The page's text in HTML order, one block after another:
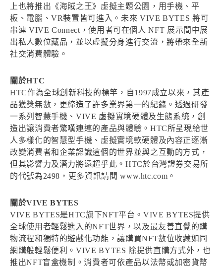
上也將推出《海賊之王》虛擬主題公園，用手機、平
板、電腦、VR裝置皆可進入。未來 VIVE BYTES 將可
串連 VIVE Connect，使用者可在個人 NFT 展示間中展
出私人數位藏品，並以虛擬分身進行交流，將帶來全新
社交消費體驗。
關於HTC
HTC作為全球創新科技的標竿，自1997成立以來，其產
品獲獎無數，更締造了許多業界第一的紀錄。透過研發
一系列智慧手機、VIVE 虛擬實境硬體及生態系統，創
造出讓消費者驚嘆連連的產品與體驗。HTC所呈現給世
人多樣化的智慧型手機、虛擬實境軟硬體及內容正逐漸
改變消費者和企業認識這個的世界並與之互動的方式，
但其影響力及潛力將遠超乎此。HTC於台灣證券交易所
的代號為2498，更多資訊請閱 www.htc.com。
關於VIVE BYTES
VIVE BYTES是HTC旗下NFT平台。VIVE BYTES提供
全球使用者輕鬆進入的NFT世界，以及最友善直覺的購
物流程和獨特的遊戲化功能，讓購買NFT數位收藏如同
網購般輕鬆便利。VIVE BYTES 除提供直購方式外，也
推出NFT盲盒機制。消費者可依產品以法幣或加密貨幣